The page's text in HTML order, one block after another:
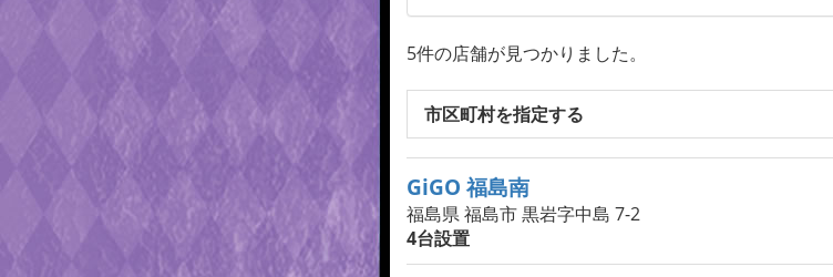
5件の店舗が見つかりました。
市区町村を指定する
GiGO 福島南
福島県 福島市 黒岩字中島 7-2
4台設置